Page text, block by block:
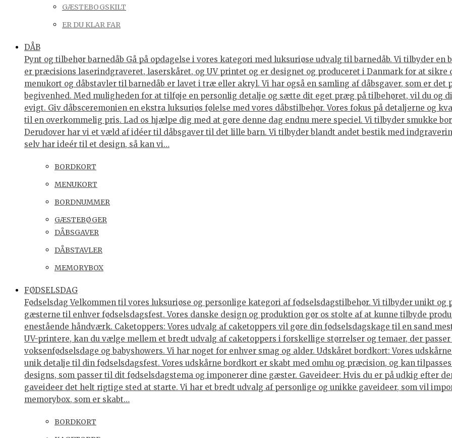
GÆSTEBOGSKILT
ER DU KLAR FAR
DÅB
Pynt og tilbehør barnedåb Gå på opdagelse i vores kategori med luksuriøse udvalg til barnedåb. Vi tilbyder
er præcisions laserindgraveret, laserskåret, og UV printet og er designet og produceret i Danmark for at sikre
menukort og dåbstavler til barnedåb er lavet i træ eller akryl. Vi har også en samling af dåbsgaver, som er
begivenhed. Med muligheden for at tilføje en personlig detalje og sætte dit eget præg på tilbehøret, vil du og
evigt. Giv dåbsceremonien en ekstra luksuriøs følelse med vores dåbstilbehør. Vores fokus på detaljerne og
til en overkommelig pris. Lad os hjælpe dig med at gøre denne dag endnu mere speciel. Vi tilbyder smukke
Derudover har vi et væld af idéer til dåbsgaver til det lille barn. Vi tilbyder blandt andet bestik med
selv har ideér til et design, så kan vi…
BORDKORT
MENUKORT
BORDNUMMER
GÆSTEBØGER
DÅBSGAVER
DÅBSTAVLER
MEMORYBOX
FØDSELSDAG
Fødselsdag Velkommen til vores luksuriøse og personlige kategori af fødselsdagstilbehør. Vi tilbyder unikt
gæsterne til enhver fødselsdagsfest. Vores danske design og produktion gør os stolte af at kunne tilbyde
enestående håndværk. Caketoppers: Vores udvalg af caketoppers vil gøre din fødselsdagskage til en sand
UV-printere, kan du vælge mellem et bredt udvalg af caketoppers i forskellige størrelser og temaer, der
voksenfødselsdage og babyshowers. Vi har noget for enhver smag og alder. Udskåret bordkort: Vores
unik detalje til din fødselsdagsfest. Vores udskårne bordkort er skabt med omhu og præcision, og kan
designs, som passer til dit fødselsdagstema og imponerer dine gæster. Gaveideer: Hvis du er på udkig efter
gaveideer det helt rigtige sted at starte. Vi har et bredt udvalg af personlige og unikke gaveideer, som vil
memorybox, som er skabt…
BORDKORT